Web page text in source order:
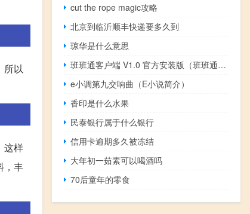
所以
这样
，丰
cut the rope magic攻略
北京到临沂顺丰快递要多久到
琼华是什么意思
班班通客户端 V1.0 官方安装版（班班通客户端 V1.0 官方安装版功能简介）
e小调第九交响曲（E小说简介）
香印是什么水果
民泰银行属于什么银行
信用卡逾期多久被冻结
大年初一茹素可以喝酒吗
70后童年的零食